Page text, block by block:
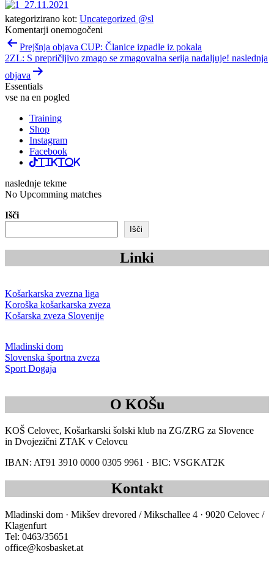
kategorizirano kot: Uncategorized @sl
Komentarji onemogočeni
Navigacija
prispevka
Prejšnja objava CUP: Članice izpadle iz pokala
2ZL: S prepričljivo zmago se zmagovalna serija nadaljuje! naslednja
objava
Essentials
vse na en pogled
Training
Shop
Instagram
Facebook
TikTok
naslednje tekme
No Upcomming matches
Išči
Išči
Linki
Košarkarska zvezna liga
Koroška košarkarska zveza
Košarska zveza Slovenije
Mladinski dom
Slovenska športna zveza
Sport Dogaja
O KOŠu
KOŠ Celovec, Košarkarski šolski klub na ZG/ZRG za Slovence
in Dvojezični ZTAK v Celovcu
IBAN: AT91 3910 0000 0305 9961 · BIC: VSGKAT2K
Kontakt
Mladinski dom · Mikšev drevored / Mikschallee 4 · 9020 Celovec /
Klagenfurt
Tel: 0463/35651
office@kosbasket.at